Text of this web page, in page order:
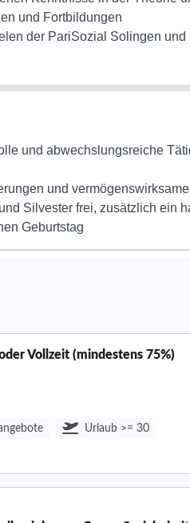
Vollzeit (mindestens 75%)
Urlaub >= 30